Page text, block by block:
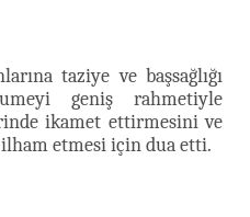
taziye ve başsağlığı
geniş rahmetiyle
ikamet ettirmesini ve
ilham etmesi için dua etti.